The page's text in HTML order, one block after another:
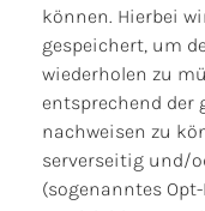
können. Hierbei
gespeichert, um
wiederholen zu
entsprechend der
nachweisen zu
serverseitig und/
(sogenanntes